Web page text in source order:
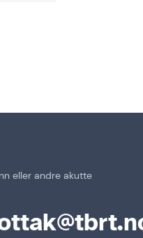
eller andre akutte